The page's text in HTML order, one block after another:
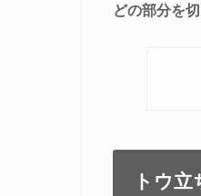
どの部分を
トウ